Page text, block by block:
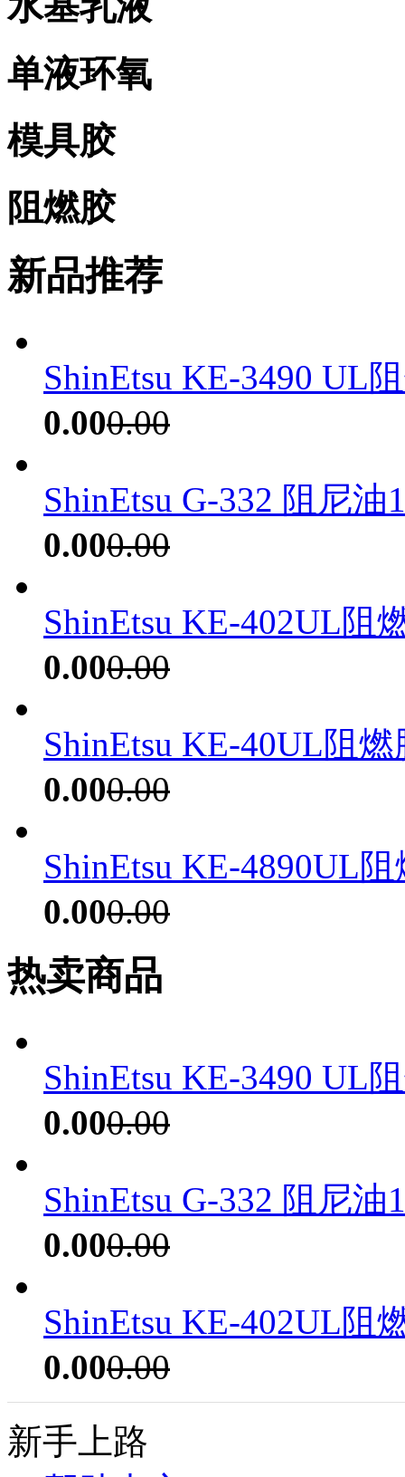
单液环氧
模具胶
阻燃胶
新品推荐
ShinEtsu KE-3490 UL
0.000.00
ShinEtsu G-332 阻尼油
0.000.00
ShinEtsu KE-402UL阻
0.000.00
ShinEtsu KE-40UL阻
0.000.00
ShinEtsu KE-4890UL
0.000.00
热卖商品
ShinEtsu KE-3490 UL
0.000.00
ShinEtsu G-332 阻尼油
0.000.00
ShinEtsu KE-402UL阻
0.000.00
新手上路